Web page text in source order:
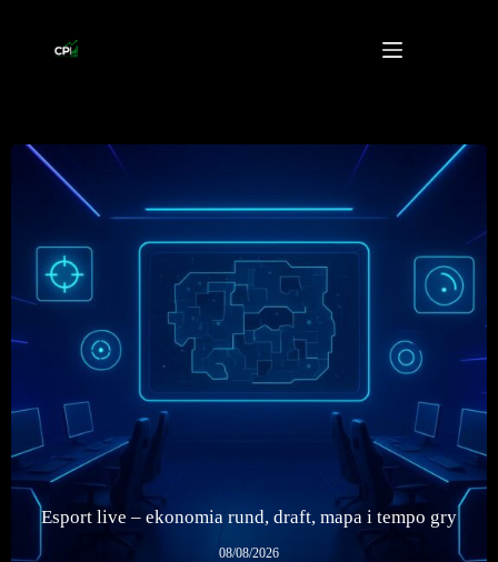
Esport live – ekonomia rund, draft, mapa i tempo gry
08/08/2026